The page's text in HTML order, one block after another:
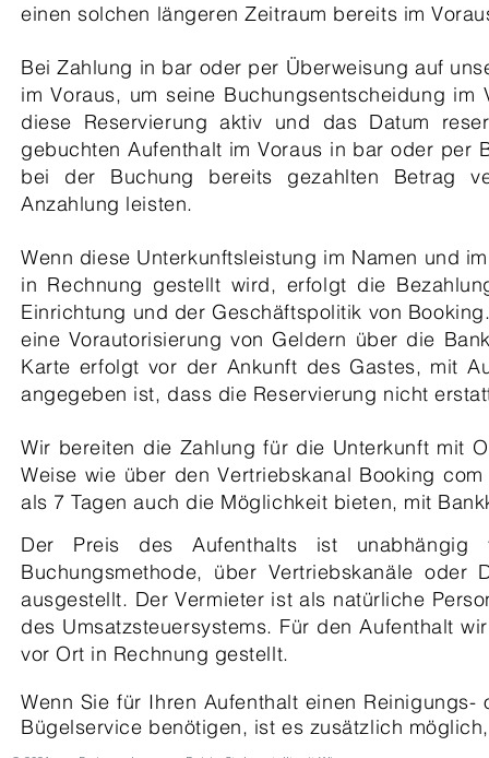
einen solchen längeren Zeitraum bereits im
Bei Zahlung in bar oder per Überweisung auf
im Voraus, um seine Buchungsentscheidung
diese Reservierung aktiv und das Datum
gebuchten Aufenthalt im Voraus in bar oder per
bei der Buchung bereits gezahlten Betrag
Anzahlung leisten.
Wenn diese Unterkunftsleistung im Namen und
in Rechnung gestellt wird, erfolgt die
Einrichtung und der Geschäftspolitik von
eine Vorautorisierung von Geldern über die
Karte erfolgt vor der Ankunft des Gastes, mit
angegeben ist, dass die Reservierung nicht
Wir bereiten die Zahlung für die Unterkunft mit
Weise wie über den Vertriebskanal Booking
als 7 Tagen auch die Möglichkeit bieten, mit
Der Preis des Aufenthalts ist
Buchungsmethode, über Vertriebskanäle
ausgestellt. Der Vermieter ist als natürliche
des Umsatzsteuersystems. Für den Aufenthalt
vor Ort in Rechnung gestellt.
Wenn Sie für Ihren Aufenthalt einen
Bügelservice benötigen, ist es zusätzlich